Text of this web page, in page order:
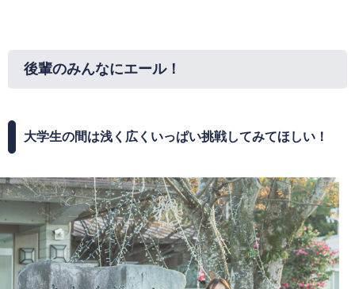
後輩のみんなにエール！
大学生の間は浅く広くいっぱい挑戦してみてほしい！